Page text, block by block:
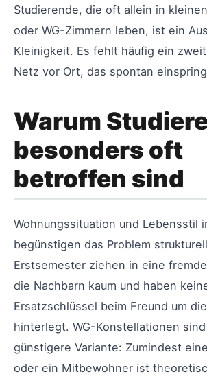
Studierende, die oft allein in
oder WG-Zimmern leben, ist ein
Kleinigkeit. Es fehlt häufig ein
Netz vor Ort, das spontan
Warum
besonders oft
betroffen sind
Wohnungssituation und Lebensstil
begünstigen das Problem
Erstsemester ziehen in eine
die Nachbarn kaum und haben
Ersatzschlüssel beim Freund um
hinterlegt. WG-Konstellationen
günstigere Variante: Zumindest
oder ein Mitbewohner ist